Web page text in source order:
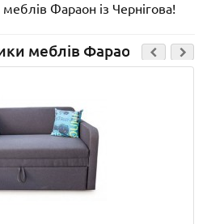
Фараон із Чернігова!
меблів Фараон